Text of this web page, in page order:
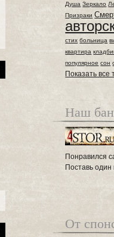
Душа Зеркало
Призраки
стих больница
квартира
популярное сон
Показать все
Наш
Понравился
Поставь один
От